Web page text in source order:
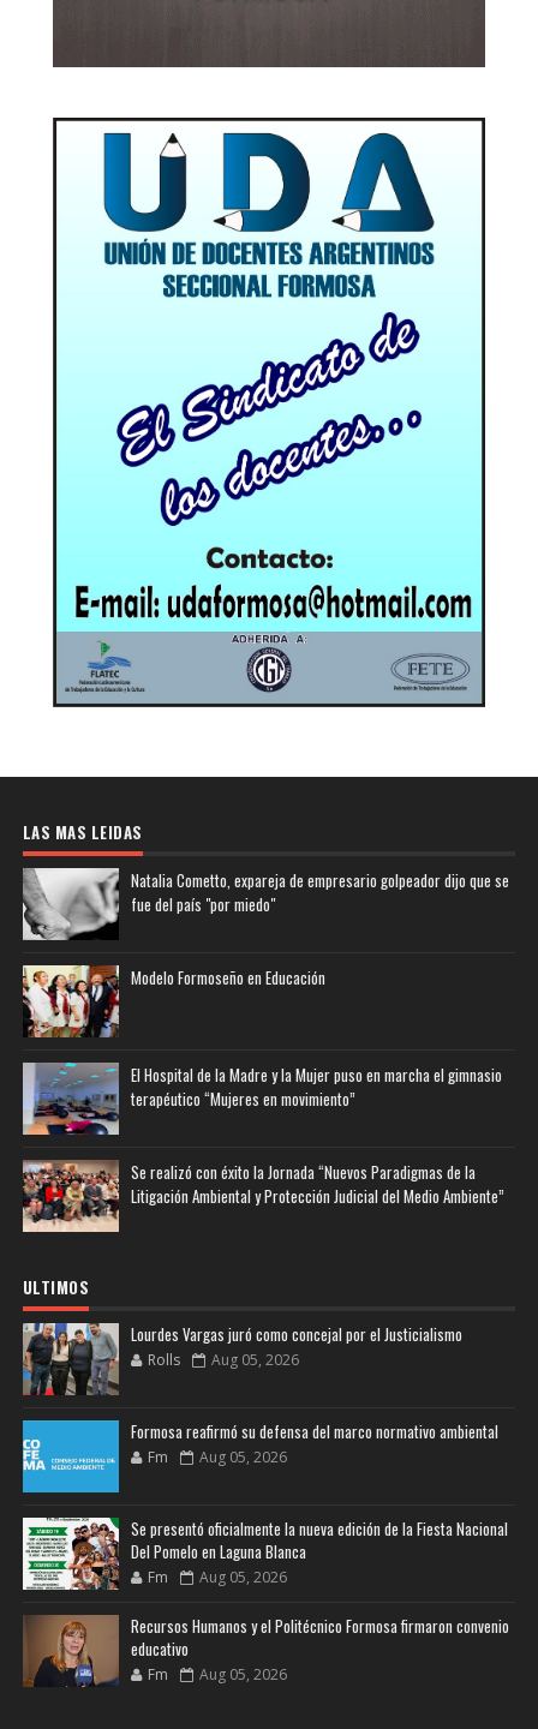
LAS MAS LEIDAS
Natalia Cometto, expareja de empresario golpeador dijo que se
fue del país "por miedo"
Modelo Formoseño en Educación
El Hospital de la Madre y la Mujer puso en marcha el gimnasio
terapéutico “Mujeres en movimiento”
Se realizó con éxito la Jornada “Nuevos Paradigmas de la
Litigación Ambiental y Protección Judicial del Medio Ambiente”
ULTIMOS
Lourdes Vargas juró como concejal por el Justicialismo
Rolls Aug 05, 2026
Formosa reafirmó su defensa del marco normativo ambiental
Fm Aug 05, 2026
Se presentó oficialmente la nueva edición de la Fiesta Nacional
Del Pomelo en Laguna Blanca
Fm Aug 05, 2026
Recursos Humanos y el Politécnico Formosa firmaron convenio
educativo
Fm Aug 05, 2026